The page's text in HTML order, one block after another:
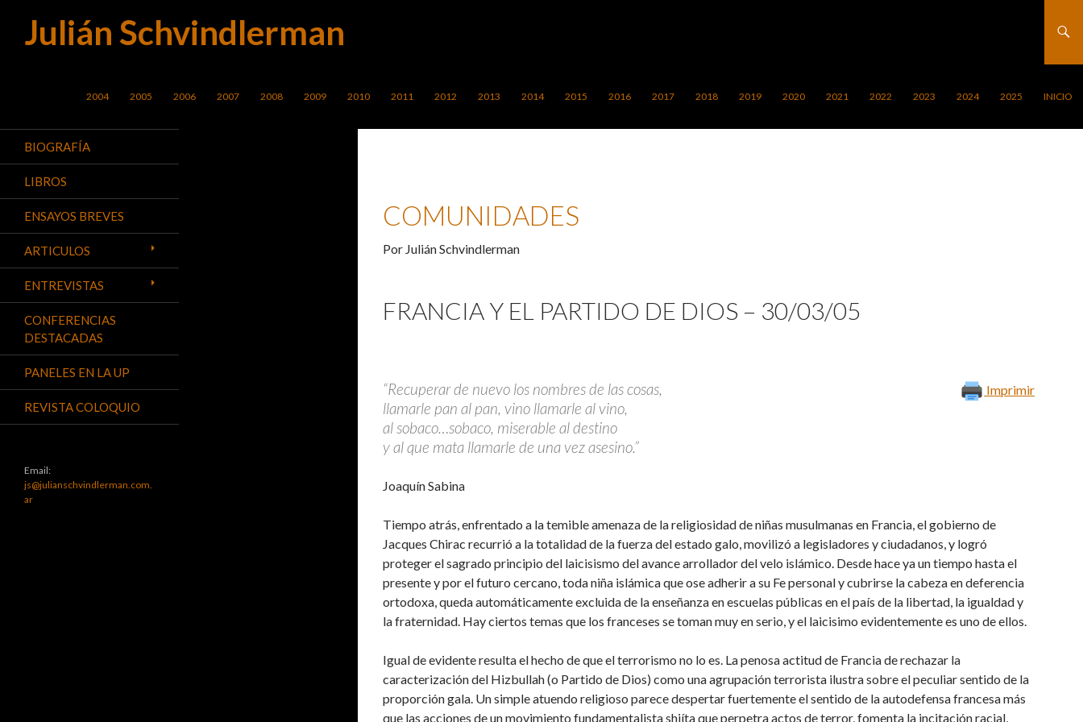
Julián Schvindlerman
Buscar
SALTAR AL CONTENIDO
2004 2005 2006 2007 2008 2009 2010 2011 2012 2013 2014 2015 2016 2017 2018 2019 2020 2021 2022 2023 2024 2025 INICIO
COMUNIDADES
Por Julián Schvindlerman
FRANCIA Y EL PARTIDO DE DIOS – 30/03/05
Imprimir
“Recuperar de nuevo los nombres de las cosas,
llamarle pan al pan, vino llamarle al vino,
al sobaco…sobaco, miserable al destino
y al que mata llamarle de una vez asesino.”
Joaquín Sabina
Tiempo atrás, enfrentado a la temible amenaza de la religiosidad de niñas musulmanas en Francia, el gobierno de
Jacques Chirac recurrió a la totalidad de la fuerza del estado galo, movilizó a legisladores y ciudadanos, y logró
proteger el sagrado principio del laicisismo del avance arrollador del velo islámico. Desde hace ya un tiempo hasta el
presente y por el futuro cercano, toda niña islámica que ose adherir a su Fe personal y cubrirse la cabeza en deferencia
ortodoxa, queda automáticamente excluida de la enseñanza en escuelas públicas en el país de la libertad, la igualdad y
la fraternidad. Hay ciertos temas que los franceses se toman muy en serio, y el laicisimo evidentemente es uno de ellos.
Igual de evidente resulta el hecho de que el terrorismo no lo es. La penosa actitud de Francia de rechazar la
caracterización del Hizbullah (o Partido de Dios) como una agrupación terrorista ilustra sobre el peculiar sentido de la
proporción gala. Un simple atuendo religioso parece despertar fuertemente el sentido de la autodefensa francesa más
que las acciones de un movimiento fundamentalista shiíta que perpetra actos de terror, fomenta la incitación racial,
BIOGRAFÍA
LIBROS
ENSAYOS BREVES
ARTICULOS
ENTREVISTAS
CONFERENCIAS
DESTACADAS
PANELES EN LA UP
REVISTA COLOQUIO
Email:
js@julianschvindlerman.com.
ar